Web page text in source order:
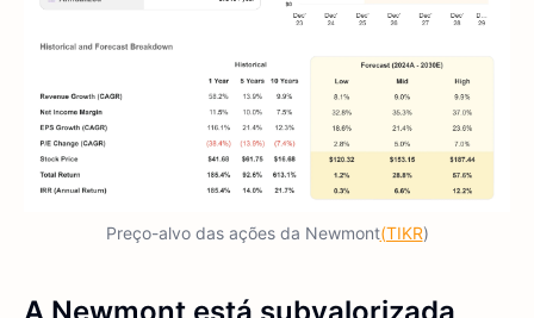
Preço-alvo das ações da Newmont(TIKR)